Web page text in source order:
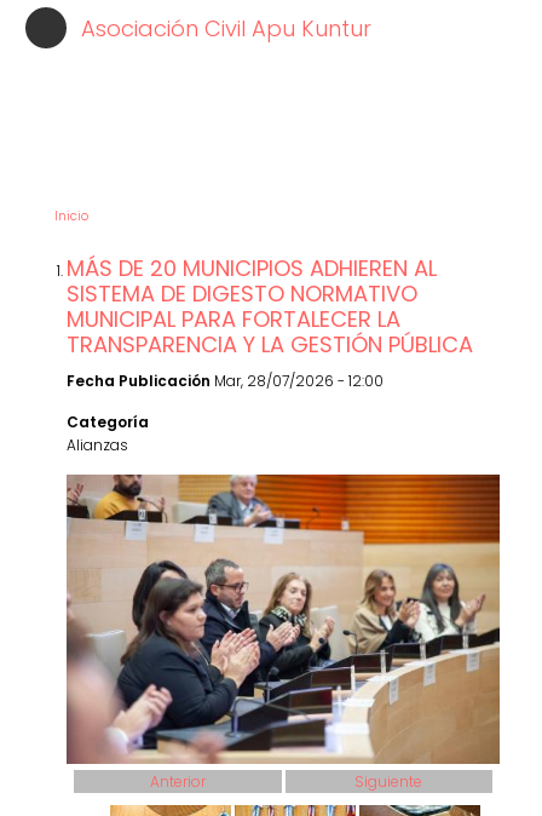
Pasar
Asociación Civil Apu Kuntur
Inicio
MÁS DE 20 MUNICIPIOS ADHIEREN AL
SISTEMA DE DIGESTO NORMATIVO
MUNICIPAL PARA FORTALECER LA
TRANSPARENCIA Y LA GESTIÓN PÚBLICA
Fecha Publicación Mar, 28/07/2026 - 12:00
Categoría
Alianzas
Anterior Siguiente